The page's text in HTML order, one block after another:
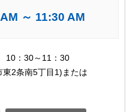
～ 11:30 AM
10：30～11：30
東2条南5丁目1)または